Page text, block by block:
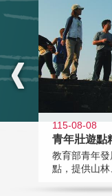
115-08-08
青年壯遊點
教育部青年
點，提供山林